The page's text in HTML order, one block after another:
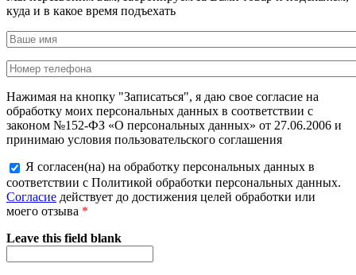
куда и в какое время подъехать
Нажимая на кнопку "Записаться", я даю свое согласие на
обработку моих персональных данных в соответствии с
законом №152-ФЗ «О персональных данных» от 27.06.2006 и
принимаю условия пользовательского соглашения
Я согласен(на) на обработку персональных данных в
соответствии с Политикой обработки персональных данных.
Согласие действует до достижения целей обработки или
моего отзыва *
Leave this field blank